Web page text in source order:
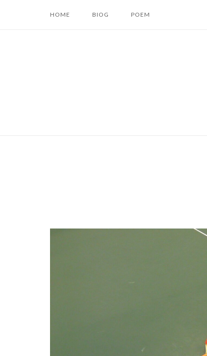
HOME BIOG POEM